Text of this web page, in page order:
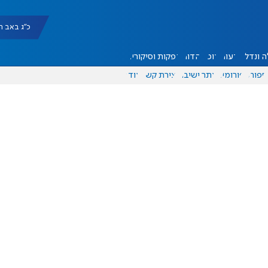
כ"ג באב תשפ"ו
ונדל"ן דעות אוכל יהדות הפקות וסיקורים
ספורט פורומים אתר ישיבה יצירת קשר עוד